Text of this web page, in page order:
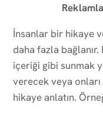
İnsanlar bir hikaye
daha fazla bağlanır.
içeriği gibi sunmak
verecek veya
hikaye anlatın.